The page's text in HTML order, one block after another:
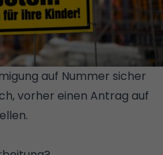
auf Nummer sicher
vorher einen Antrag auf